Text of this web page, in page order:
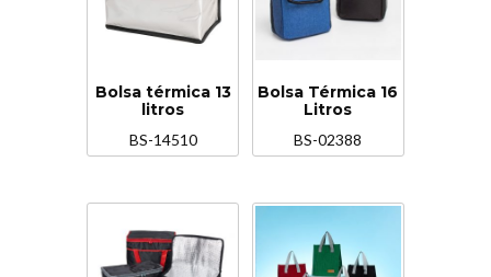
Bolsa térmica 13
litros
BS-14510
Bolsa Térmica 16
Litros
BS-02388